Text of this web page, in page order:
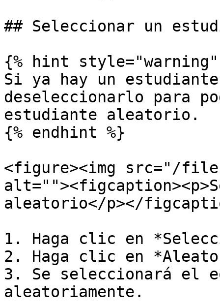
## Seleccionar un
{% hint style="warning"
Si ya hay un
deseleccionarlo para
estudiante aleatorio.
{% endhint %}
<figure><img src="/
aleatorio</p></
1. Haga clic en
2. Haga clic en
3. Se seleccionará el
aleatoriamente.